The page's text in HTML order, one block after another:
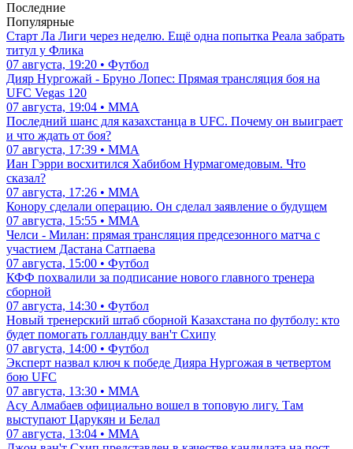
Последние
Популярные
Старт Ла Лиги через неделю. Ещё одна попытка Реала забрать
титул у Флика
07 августа, 19:20 • Футбол
Дияр Нургожай - Бруно Лопес: Прямая трансляция боя на
UFC Vegas 120
07 августа, 19:04 • ММА
Последний шанс для казахстанца в UFC. Почему он выиграет
и что ждать от боя?
07 августа, 17:39 • ММА
Иан Гэрри восхитился Хабибом Нурмагомедовым. Что
сказал?
07 августа, 17:26 • ММА
Конору сделали операцию. Он сделал заявление о будущем
07 августа, 15:55 • ММА
Челси - Милан: прямая трансляция предсезонного матча с
участием Дастана Сатпаева
07 августа, 15:00 • Футбол
КФФ похвалили за подписание нового главного тренера
сборной
07 августа, 14:30 • Футбол
Новый тренерский штаб сборной Казахстана по футболу: кто
будет помогать голландцу ван'т Схипу
07 августа, 14:00 • Футбол
Эксперт назвал ключ к победе Дияра Нургожая в четвертом
бою UFC
07 августа, 13:30 • ММА
Асу Алмабаев официально вошел в топовую лигу. Там
выступают Царукян и Белал
07 августа, 13:04 • ММА